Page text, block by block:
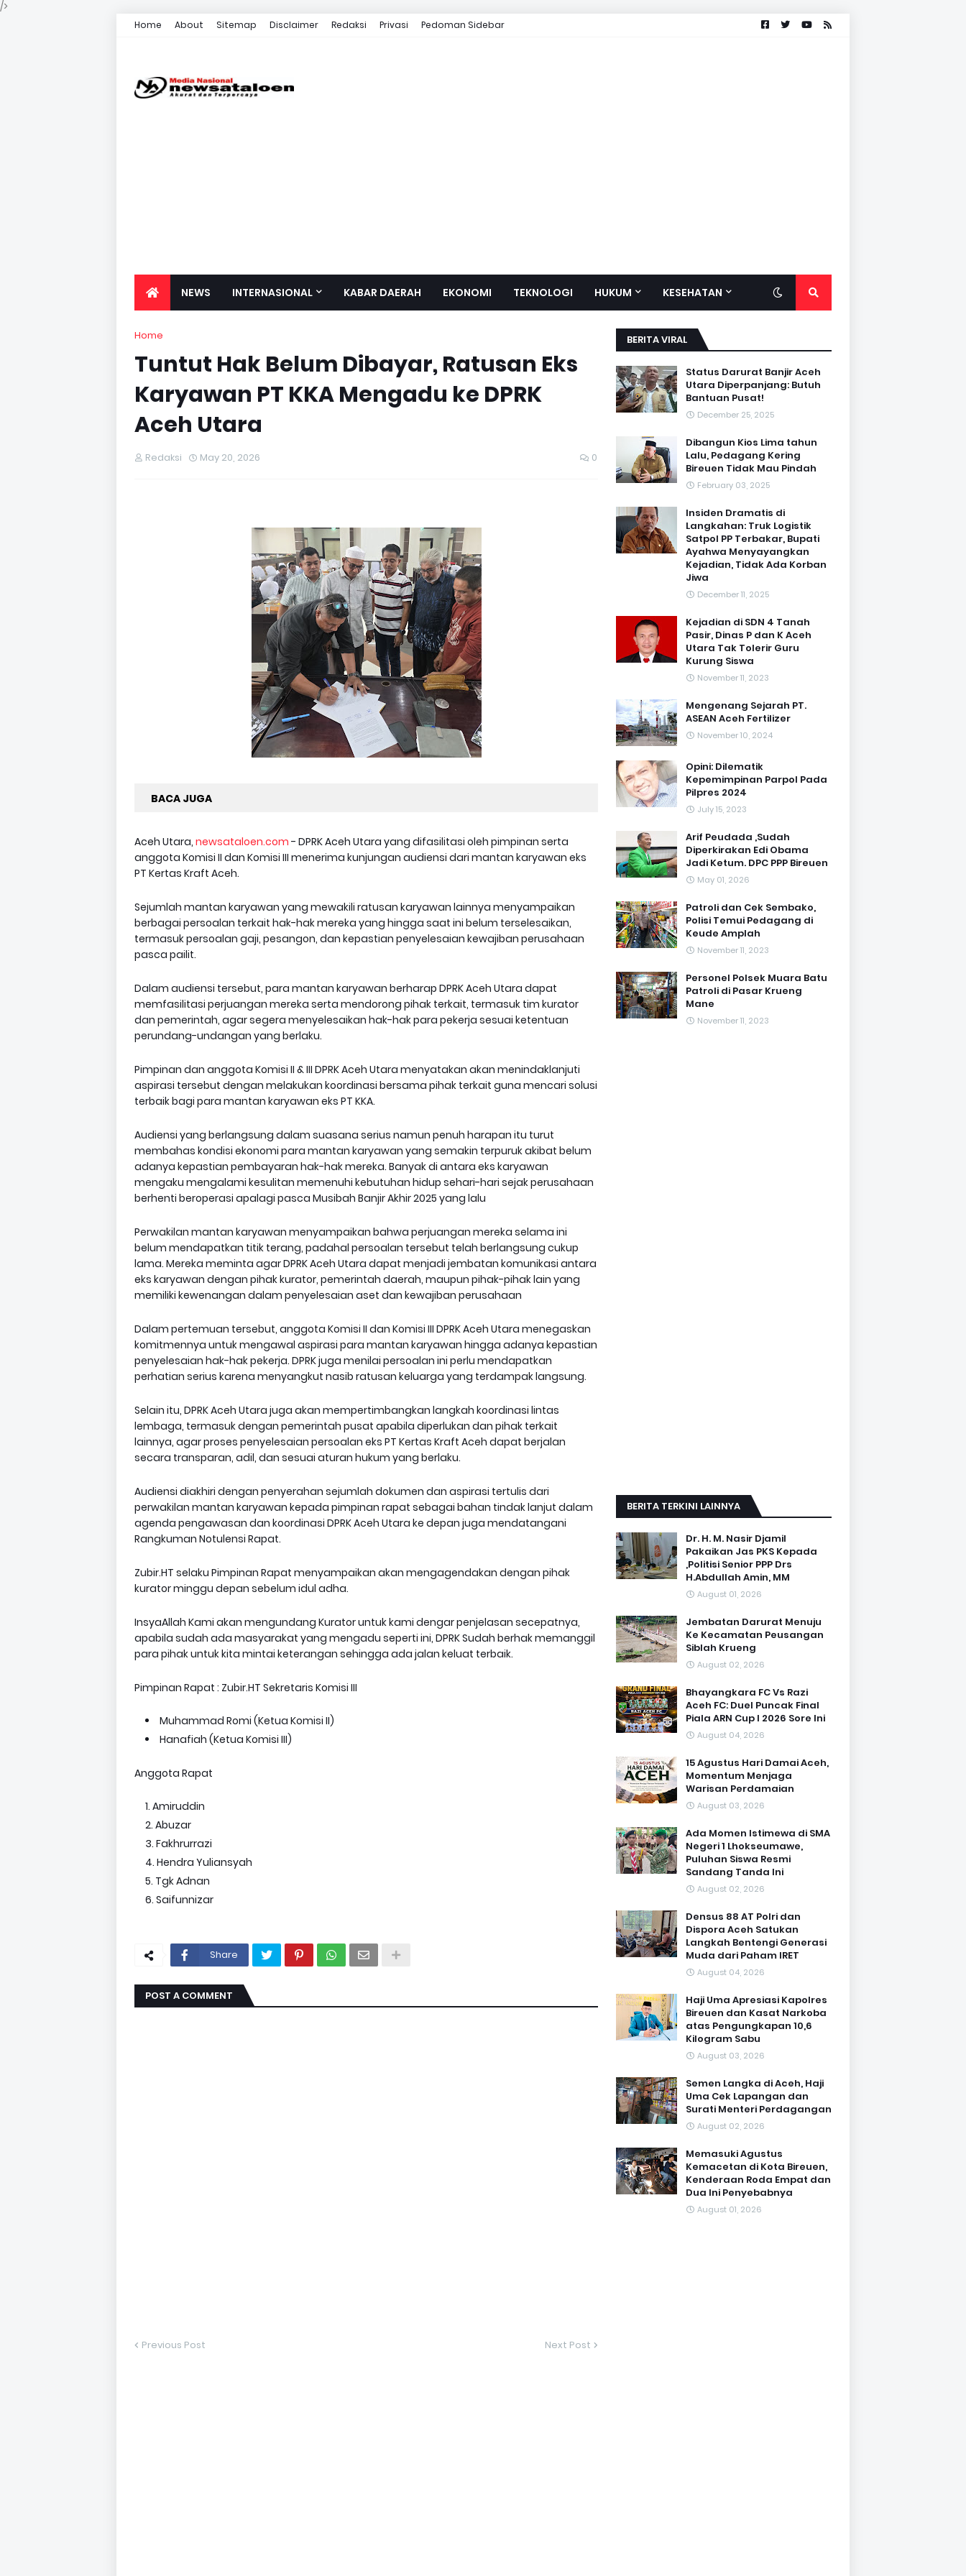
/>
Home About Sitemap Disclaimer Redaksi Privasi Pedoman Sidebar
NEWS INTERNASIONAL KABAR DAERAH EKONOMI TEKNOLOGI HUKUM KESEHATAN
Home
Tuntut Hak Belum Dibayar, Ratusan Eks
Karyawan PT KKA Mengadu ke DPRK
Aceh Utara
Redaksi May 20, 2026 0
BACA JUGA
Aceh Utara, newsataloen.com - DPRK Aceh Utara yang difasilitasi oleh pimpinan serta
anggota Komisi II dan Komisi III menerima kunjungan audiensi dari mantan karyawan eks
PT Kertas Kraft Aceh.
Sejumlah mantan karyawan yang mewakili ratusan karyawan lainnya menyampaikan
berbagai persoalan terkait hak-hak mereka yang hingga saat ini belum terselesaikan,
termasuk persoalan gaji, pesangon, dan kepastian penyelesaian kewajiban perusahaan
pasca pailit.
Dalam audiensi tersebut, para mantan karyawan berharap DPRK Aceh Utara dapat
memfasilitasi perjuangan mereka serta mendorong pihak terkait, termasuk tim kurator
dan pemerintah, agar segera menyelesaikan hak-hak para pekerja sesuai ketentuan
perundang-undangan yang berlaku.
Pimpinan dan anggota Komisi II & III DPRK Aceh Utara menyatakan akan menindaklanjuti
aspirasi tersebut dengan melakukan koordinasi bersama pihak terkait guna mencari solusi
terbaik bagi para mantan karyawan eks PT KKA.
Audiensi yang berlangsung dalam suasana serius namun penuh harapan itu turut
membahas kondisi ekonomi para mantan karyawan yang semakin terpuruk akibat belum
adanya kepastian pembayaran hak-hak mereka. Banyak di antara eks karyawan
mengaku mengalami kesulitan memenuhi kebutuhan hidup sehari-hari sejak perusahaan
berhenti beroperasi apalagi pasca Musibah Banjir Akhir 2025 yang lalu
Perwakilan mantan karyawan menyampaikan bahwa perjuangan mereka selama ini
belum mendapatkan titik terang, padahal persoalan tersebut telah berlangsung cukup
lama. Mereka meminta agar DPRK Aceh Utara dapat menjadi jembatan komunikasi antara
eks karyawan dengan pihak kurator, pemerintah daerah, maupun pihak-pihak lain yang
memiliki kewenangan dalam penyelesaian aset dan kewajiban perusahaan
Dalam pertemuan tersebut, anggota Komisi II dan Komisi III DPRK Aceh Utara menegaskan
komitmennya untuk mengawal aspirasi para mantan karyawan hingga adanya kepastian
penyelesaian hak-hak pekerja. DPRK juga menilai persoalan ini perlu mendapatkan
perhatian serius karena menyangkut nasib ratusan keluarga yang terdampak langsung.
Selain itu, DPRK Aceh Utara juga akan mempertimbangkan langkah koordinasi lintas
lembaga, termasuk dengan pemerintah pusat apabila diperlukan dan pihak terkait
lainnya, agar proses penyelesaian persoalan eks PT Kertas Kraft Aceh dapat berjalan
secara transparan, adil, dan sesuai aturan hukum yang berlaku.
Audiensi diakhiri dengan penyerahan sejumlah dokumen dan aspirasi tertulis dari
perwakilan mantan karyawan kepada pimpinan rapat sebagai bahan tindak lanjut dalam
agenda pengawasan dan koordinasi DPRK Aceh Utara ke depan juga mendatangani
Rangkuman Notulensi Rapat.
Zubir.HT selaku Pimpinan Rapat menyampaikan akan mengagendakan dengan pihak
kurator minggu depan sebelum idul adha.
InsyaAllah Kami akan mengundang Kurator untuk kami dengar penjelasan secepatnya,
apabila sudah ada masyarakat yang mengadu seperti ini, DPRK Sudah berhak memanggil
para pihak untuk kita mintai keterangan sehingga ada jalan keluat terbaik.
Pimpinan Rapat : Zubir.HT Sekretaris Komisi III
Muhammad Romi (Ketua Komisi II)
Hanafiah (Ketua Komisi III)
Anggota Rapat
Amiruddin
Abuzar
Fakhrurrazi
Hendra Yuliansyah
Tgk Adnan
Saifunnizar
Share
POST A COMMENT
Previous Post Next Post
BERITA VIRAL
Status Darurat Banjir Aceh
Utara Diperpanjang: Butuh
Bantuan Pusat!
December 25, 2025
Dibangun Kios Lima tahun
Lalu, Pedagang Kering
Bireuen Tidak Mau Pindah
February 03, 2025
Insiden Dramatis di
Langkahan: Truk Logistik
Satpol PP Terbakar, Bupati
Ayahwa Menyayangkan
Kejadian, Tidak Ada Korban
Jiwa
December 11, 2025
Kejadian di SDN 4 Tanah
Pasir, Dinas P dan K Aceh
Utara Tak Tolerir Guru
Kurung Siswa
November 11, 2023
Mengenang Sejarah PT.
ASEAN Aceh Fertilizer
November 10, 2024
Opini: Dilematik
Kepemimpinan Parpol Pada
Pilpres 2024
July 15, 2023
Arif Peudada ,Sudah
Diperkirakan Edi Obama
Jadi Ketum. DPC PPP Bireuen
May 01, 2026
Patroli dan Cek Sembako,
Polisi Temui Pedagang di
Keude Amplah
November 11, 2023
Personel Polsek Muara Batu
Patroli di Pasar Krueng
Mane
November 11, 2023
BERITA TERKINI LAINNYA
Dr. H. M. Nasir Djamil
Pakaikan Jas PKS Kepada
,Politisi Senior PPP Drs
H.Abdullah Amin, MM
August 01, 2026
Jembatan Darurat Menuju
Ke Kecamatan Peusangan
Siblah Krueng
August 02, 2026
Bhayangkara FC Vs Razi
Aceh FC: Duel Puncak Final
Piala ARN Cup I 2026 Sore Ini
August 04, 2026
15 Agustus Hari Damai Aceh,
Momentum Menjaga
Warisan Perdamaian
August 03, 2026
Ada Momen Istimewa di SMA
Negeri 1 Lhokseumawe,
Puluhan Siswa Resmi
Sandang Tanda Ini
August 02, 2026
Densus 88 AT Polri dan
Dispora Aceh Satukan
Langkah Bentengi Generasi
Muda dari Paham IRET
August 04, 2026
Haji Uma Apresiasi Kapolres
Bireuen dan Kasat Narkoba
atas Pengungkapan 10,6
Kilogram Sabu
August 03, 2026
Semen Langka di Aceh, Haji
Uma Cek Lapangan dan
Surati Menteri Perdagangan
August 02, 2026
Memasuki Agustus
Kemacetan di Kota Bireuen,
Kenderaan Roda Empat dan
Dua Ini Penyebabnya
August 01, 2026